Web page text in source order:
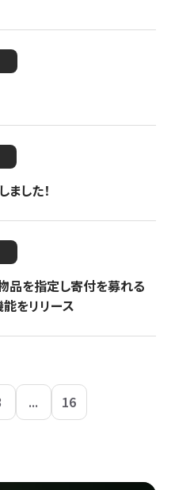
した！
品を指定し寄付を募れる
をリリース
... 16